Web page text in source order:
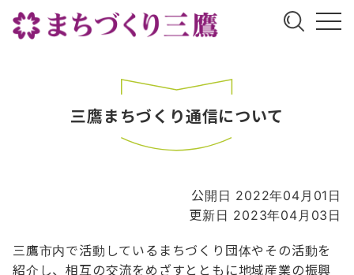
三鷹まちづくり通信について
公開日 2022年04月01日
更新日 2023年04月03日
三鷹市内で活動しているまちづくり団体やその活動を
紹介し、相互の交流をめざすとともに地域産業の振興